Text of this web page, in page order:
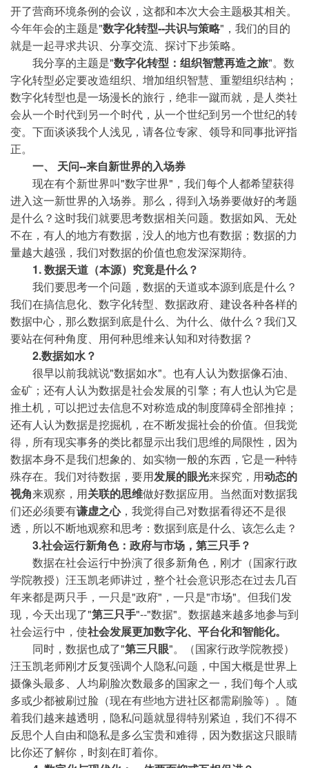
开了营商环境条例的会议，这都和本次大会主题极其相关。
今年年会的主题是"数字化转型--共识与策略"，我们的目的
就是一起寻求共识、分享交流、探讨下步策略。
我分享的主题是"数字化转型：组织智慧再造之旅"。数
字化转型必定要改造组织、增加组织智慧、重塑组织结构；
数字化转型也是一场漫长的旅行，绝非一蹴而就，是人类社
会从一个时代到另一个时代，从一个世纪到另一个世纪的转
变。下面谈谈我个人浅见，请各位专家、领导和同事批评指
正。
一、 天问--来自新世界的入场券
现在有个新世界叫"数字世界"，我们每个人都希望获得
进入这一新世界的入场券。那么，得到入场券要做好的考题
是什么？这时我们就要思考数据相关问题。数据如风、无处
不在，有人的地方有数据，没人的地方也有数据；数据的力
量越大越强，我们对数据的价值也愈发深深期待。
1. 数据天道（本源）究竟是什么？
我们要思考一个问题，数据的天道或本源到底是什么？
我们在搞信息化、数字化转型、数据政府、建设各种各样的
数据中心，那么数据到底是什么、为什么、做什么？我们又
要站在何种角度、用何种思维来认知和对待数据？
2.数据如水？
很早以前我就说"数据如水"。也有人认为数据像石油、
金矿；还有人认为数据是社会发展的引擎；有人也认为它是
推土机，可以把过去信息不对称造成的制度障碍全部推掉；
还有人认为数据是挖掘机，在不断发掘社会的价值。但我觉
得，所有现实事务的类比都显示出我们思维的局限性，因为
数据本身不是我们想象的、如实物一般的东西，它是一种特
殊存在。我们对待数据，要用发展的眼光来探究，用动态的
视角来观察，用关联的思维做好数据应用。当然面对数据我
们还必须要有谦虚之心，我觉得自己对数据看得还不是很
透，所以不断地观察和思考：数据到底是什么、该怎么走？
3.社会运行新角色：政府与市场，第三只手？
数据在社会运行中扮演了很多新角色，刚才（国家行政
学院教授）汪玉凯老师讲过，整个社会意识形态在过去几百
年来都是两只手，一只是"政府"，一只是"市场"。但我们发
现，今天出现了"第三只手"--"数据"。数据越来越多地参与到
社会运行中，使社会发展更加数字化、平台化和智能化。
同时，数据也成了"第三只眼"。（国家行政学院教授）
汪玉凯老师刚才反复强调个人隐私问题，中国大概是世界上
摄像头最多、人均刷脸次数最多的国家之一，我们每个人或
多或少都被刷过脸（现在有些地方进社区都需刷脸等）。随
着我们越来越透明，隐私问题就显得特别紧迫，我们不得不
反思个人自由和隐私是多么宝贵和难得，因为数据这只眼睛
比你还了解你，时刻在盯着你。